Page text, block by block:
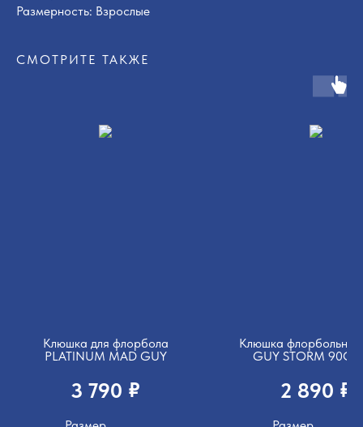
Размерность: Взрослые
СМОТРИТЕ ТАКЖЕ
Клюшка для флорбола
PLATINUM MAD GUY
3 790 ₽
Клюшка
GUY STORM 90СМ
2 890 ₽